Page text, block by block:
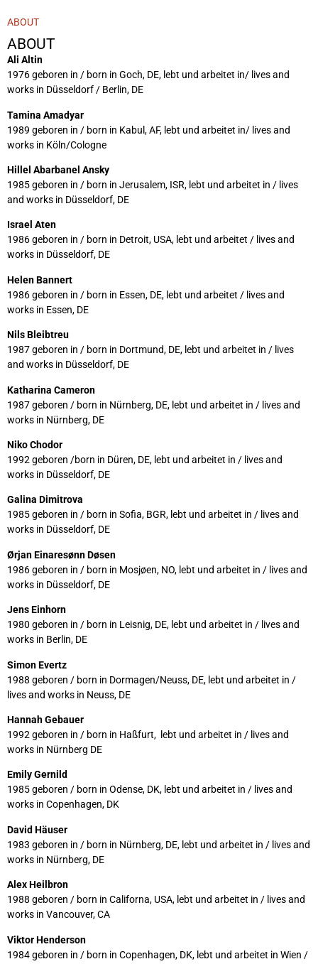
ABOUT
ABOUT
Ali Altin
1976 geboren in / born in Goch, DE, lebt und arbeitet in/ lives and
works in Düsseldorf / Berlin, DE
Tamina Amadyar
1989 geboren in / born in Kabul, AF, lebt und arbeitet in/ lives and
works in Köln/Cologne
Hillel Abarbanel Ansky
1985 geboren in / born in Jerusalem, ISR, lebt und arbeitet in / lives
and works in Düsseldorf, DE
Israel Aten
1986 geboren in / born in Detroit, USA, lebt und arbeitet / lives and
works in Düsseldorf, DE
Helen Bannert
1986 geboren in / born in Essen, DE, lebt und arbeitet / lives and
works in Essen, DE
Nils Bleibtreu
1987 geboren in / born in Dortmund, DE, lebt und arbeitet in / lives
and works in Düsseldorf, DE
Katharina Cameron
1987 geboren / born in Nürnberg, DE, lebt und arbeitet in / lives and
works in Nürnberg, DE
Niko Chodor
1992 geboren /born in Düren, DE, lebt und arbeitet in / lives and
works in Düsseldorf, DE
Galina Dimitrova
1985 geboren in / born in Sofia, BGR, lebt und arbeitet in / lives and
works in Düsseldorf, DE
Ørjan Einaresønn Døsen
1986 geboren in / born in Mosjøen, NO, lebt und arbeitet in / lives and
works in Düsseldorf, DE
Jens Einhorn
1980 geboren in / born in Leisnig, DE, lebt und arbeitet in / lives and
works in Berlin, DE
Simon Evertz
1988 geboren / born in Dormagen/Neuss, DE, lebt und arbeitet in /
lives and works in Neuss, DE
Hannah Gebauer
1992 geboren in / born in Haßfurt, lebt und arbeitet in / lives and
works in Nürnberg DE
Emily Gernild
1985 geboren / born in Odense, DK, lebt und arbeitet in / lives and
works in Copenhagen, DK
David Häuser
1983 geboren in / born in Nürnberg, DE, lebt und arbeitet in / lives and
works in Nürnberg, DE
Alex Heilbron
1988 geboren / born in Californa, USA, lebt und arbeitet in / lives and
works in Vancouver, CA
Viktor Henderson
1984 geboren in / born in Copenhagen, DK, lebt und arbeitet in Wien /